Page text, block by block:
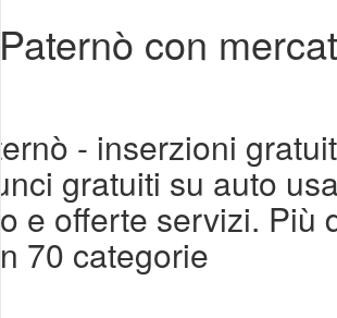
con
- inserzioni
gratuiti su auto
e offerte servizi. Più
70 categorie